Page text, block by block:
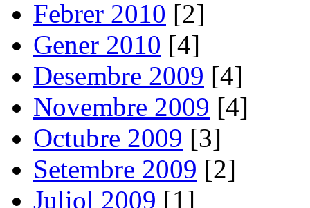
Febrer 2010 [2]
Gener 2010 [4]
Desembre 2009 [4]
Novembre 2009 [4]
Octubre 2009 [3]
Setembre 2009 [2]
Juliol 2009 [1]